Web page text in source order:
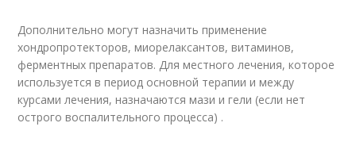
Дополнительно могут назначить применение
хондропротекторов, миорелаксантов, витаминов,
ферментных препаратов. Для местного лечения, которое
используется в период основной терапии и между
курсами лечения, назначаются мази и гели (если нет
острого воспалительного процесса) .